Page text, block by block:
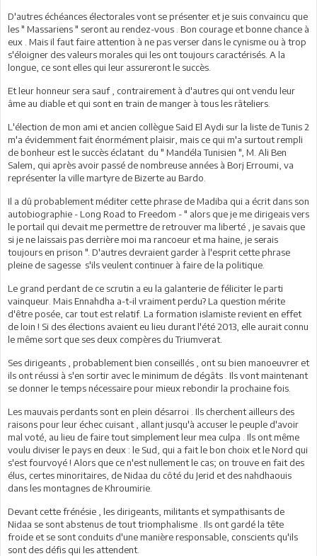
D'autres échéances électorales vont se présenter et je suis convaincu que
les " Massariens " seront au rendez-vous . Bon courage et bonne chance à
eux . Mais il faut faire attention à ne pas verser dans le cynisme ou à trop
s'éloigner des valeurs morales qui les ont toujours caractérisés. A la
longue, ce sont elles qui leur assureront le succès.
Et leur honneur sera sauf , contrairement à d'autres qui ont vendu leur
âme au diable et qui sont en train de manger à tous les râteliers.
L'élection de mon ami et ancien collègue Said El Aydi sur la liste de Tunis 2
m'a évidemment fait énormément plaisir, mais ce qui m'a surtout rempli
de bonheur est le succès éclatant du " Mandéla Tunisien ", M. Ali Ben
Salem, qui après avoir passé de nombreuse années à Borj Erroumi, va
représenter la ville martyre de Bizerte au Bardo.
Il a dû probablement méditer cette phrase de Madiba qui a écrit dans son
autobiographie - Long Road to Freedom - " alors que je me dirigeais vers
le portail qui devait me permettre de retrouver ma liberté , je savais que
si je ne laissais pas derrière moi ma rancoeur et ma haine, je serais
toujours en prison ". D'autres devraient garder à l'esprit cette phrase
pleine de sagesse s'ils veulent continuer à faire de la politique.
Le grand perdant de ce scrutin a eu la galanterie de féliciter le parti
vainqueur. Mais Ennahdha a-t-il vraiment perdu? La question mérite
d'être posée, car tout est relatif. La formation islamiste revient en effet
de loin ! Si des élections avaient eu lieu durant l'été 2013, elle aurait connu
le même sort que ses deux compères du Triumverat.
Ses dirigeants , probablement bien conseillés , ont su bien manoeuvrer et
ils ont réussi à s'en sortir avec le minimum de dégâts . Ils vont maintenant
se donner le temps nécessaire pour mieux rebondir la prochaine fois.
Les mauvais perdants sont en plein désarroi . Ils cherchent ailleurs des
raisons pour leur échec cuisant , allant jusqu'à accuser le peuple d'avoir
mal voté, au lieu de faire tout simplement leur mea culpa . Ils ont même
voulu diviser le pays en deux : le Sud, qui a fait le bon choix et le Nord qui
s'est fourvoyé ! Alors que ce n'est nullement le cas; on trouve en fait des
élus, certes minoritaires, de Nidaa du côté du Jerid et des nahdhaouis
dans les montagnes de Khroumirie.
Devant cette frénésie , les dirigeants, militants et sympathisants de
Nidaa se sont abstenus de tout triomphalisme . Ils ont gardé la tête
froide et se sont conduits d'une manière responsable, conscients qu'ils
sont des défis qui les attendent.